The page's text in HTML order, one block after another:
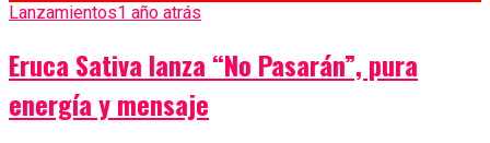
Lanzamientos1 año atrás
Eruca Sativa lanza “No Pasarán”, pura
energía y mensaje